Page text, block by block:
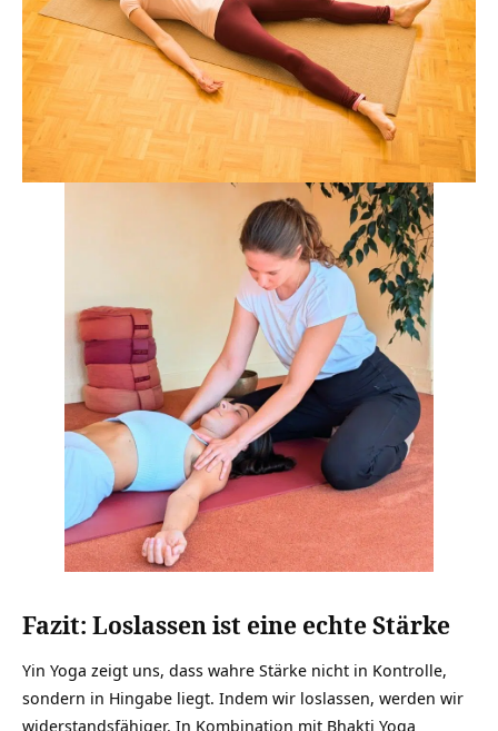
Fazit: Loslassen ist eine echte Stärke
Yin Yoga zeigt uns, dass wahre Stärke nicht in Kontrolle,
sondern in Hingabe liegt. Indem wir loslassen, werden wir
widerstandsfähiger. In Kombination mit Bhakti Yoga